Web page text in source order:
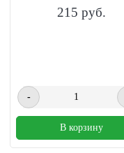
215 руб.
-
В корзину